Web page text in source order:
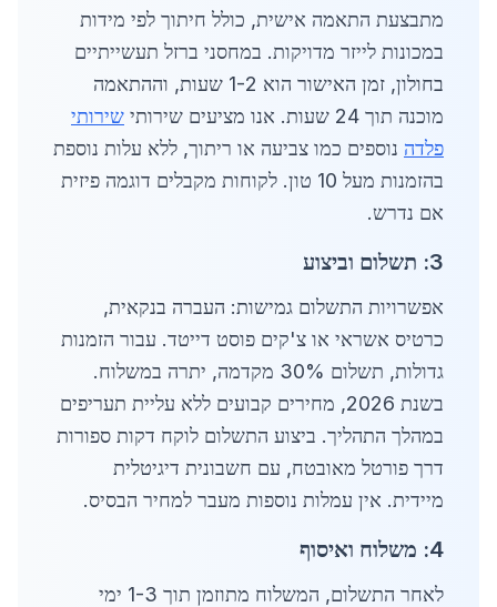
מתבצעת התאמה אישית, כולל חיתוך לפי מידות
במכונות לייזר מדויקות. במחסני ברזל תעשייתיים
בחולון, זמן האישור הוא 1-2 שעות, וההתאמה
מוכנה תוך 24 שעות. אנו מציעים שירותי
שירותי
פלדה נוספים כמו צביעה או ריתוך, ללא עלות נוספת
בהזמנות מעל 10 טון. לקוחות מקבלים דוגמה פיזית
אם נדרש.
3: תשלום וביצוע
אפשרויות התשלום גמישות: העברה בנקאית,
כרטיס אשראי או צ'קים פוסט דייטד. עבור הזמנות
גדולות, תשלום 30% מקדמה, יתרה במשלוח.
בשנת 2026, מחירים קבועים ללא עליית תעריפים
במהלך התהליך. ביצוע התשלום לוקח דקות ספורות
דרך פורטל מאובטח, עם חשבונית דיגיטלית
מיידית. אין עמלות נוספות מעבר למחיר הבסיס.
4: משלוח ואיסוף
לאחר התשלום, המשלוח מתוזמן תוך 1-3 ימי